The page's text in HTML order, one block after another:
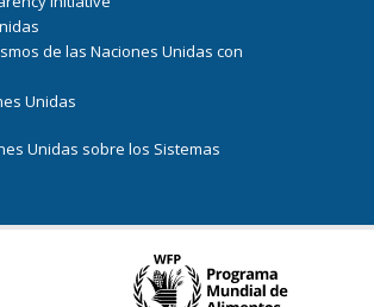
de las Naciones Unidas con
Unidas
Unidas sobre los Sistemas